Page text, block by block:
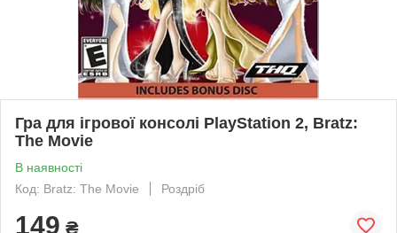
Гра для ігрової консолі PlayStation 2, Bratz:
The Movie
В наявності
Код: Bratz: The Movie
Роздріб
149 ₴